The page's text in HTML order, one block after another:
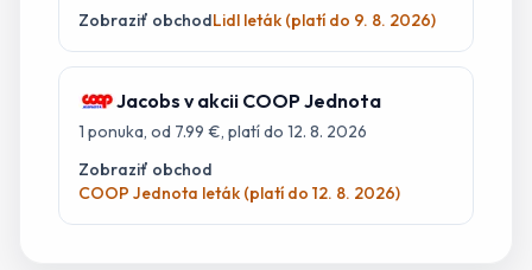
Zobraziť obchodLidl leták (platí do 9. 8. 2026)
Jacobs v akcii COOP Jednota
1 ponuka, od 7.99 €, platí do 12. 8. 2026
Zobraziť obchod
COOP Jednota leták (platí do 12. 8. 2026)